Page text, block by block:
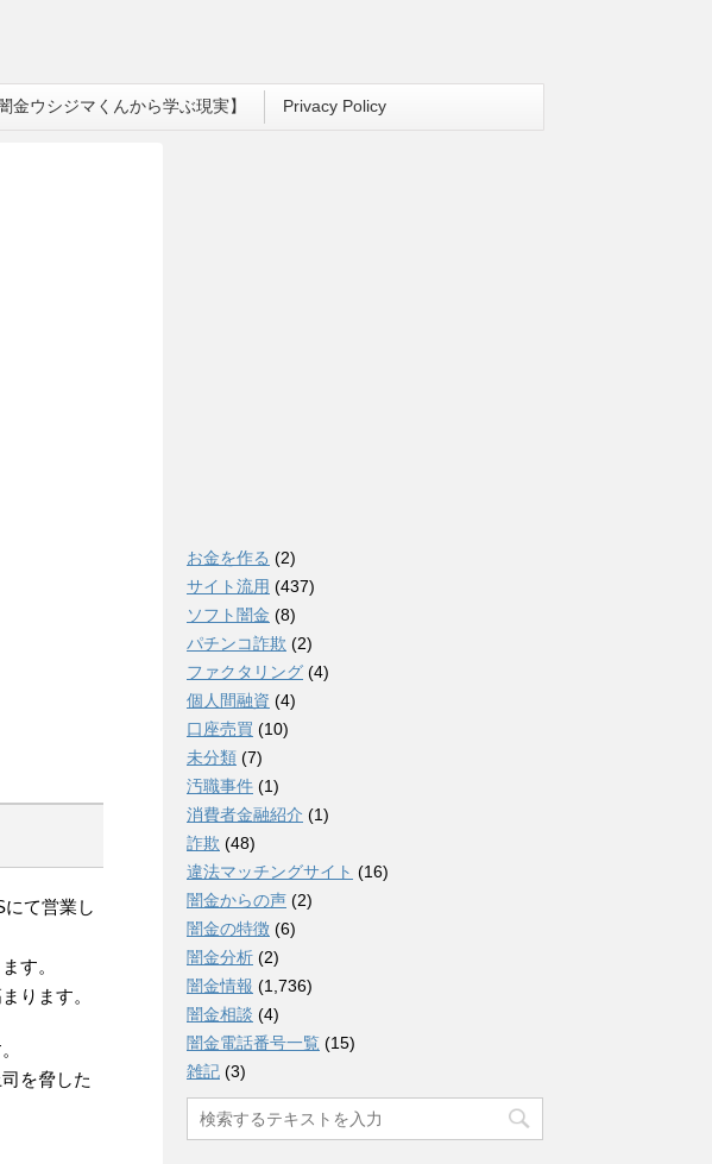
闇金ウシジマくんから学ぶ現実】 Privacy Policy
て営業し
す。
ります。
を脅した
お金を作る (2)
サイト流用 (437)
ソフト闇金 (8)
パチンコ詐欺 (2)
ファクタリング (4)
個人間融資 (4)
口座売買 (10)
未分類 (7)
汚職事件 (1)
消費者金融紹介 (1)
詐欺 (48)
違法マッチングサイト (16)
闇金からの声 (2)
闇金の特徴 (6)
闇金分析 (2)
闇金情報 (1,736)
闇金相談 (4)
闇金電話番号一覧 (15)
雑記 (3)